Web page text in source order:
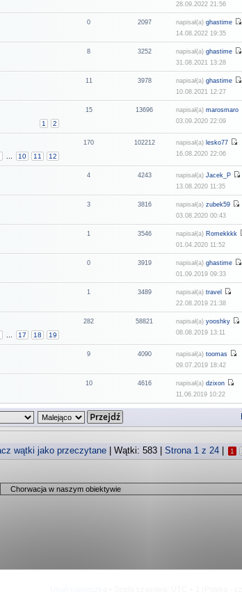
28.09.2022 21:56
0 2097 napisał(a) ghastime
14.08.2022 19:35
8 3252 napisał(a) ghastime
31.08.2021 13:28
11 3978 napisał(a) ghastime
10.08.2021 12:27
1 2
15 13696 napisał(a) marosmaro
03.09.2020 22:09
10 11 12
170 102212 napisał(a) lesko77
16.08.2020 22:06
4 4243 napisał(a) Jacek_P
13.08.2020 11:35
3 3816 napisał(a) zubek59
03.08.2020 00:43
1 3546 napisał(a) Romekkkk
01.04.2020 11:52
0 3919 napisał(a) ghastime
01.09.2019 09:33
1 3489 napisał(a) travel
22.08.2019 21:38
17 18 19
282 58821 napisał(a) yooshky
08.08.2019 13:11
9 4090 napisał(a) toomas
09.07.2019 18:42
10 4616 napisał(a) dzixon
11.06.2019 10:22
wątki jako przeczytane| Wątki: 583 | Strona 1z 24| 1